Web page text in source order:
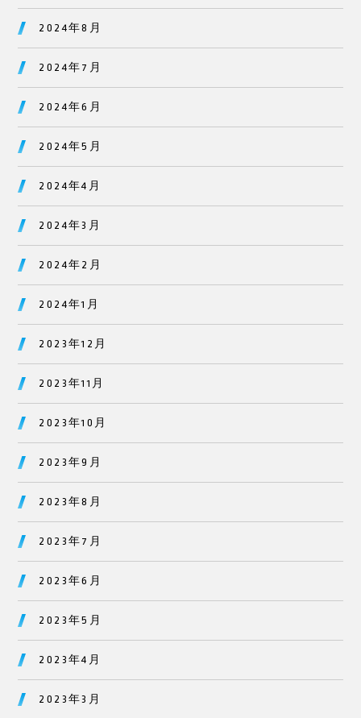
2024年8月
2024年7月
2024年6月
2024年5月
2024年4月
2024年3月
2024年2月
2024年1月
2023年12月
2023年11月
2023年10月
2023年9月
2023年8月
2023年7月
2023年6月
2023年5月
2023年4月
2023年3月